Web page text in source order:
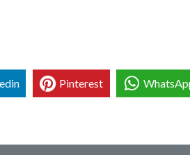
Pinterest